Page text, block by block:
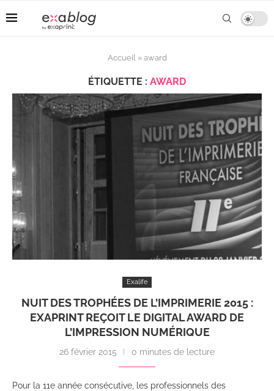
Accueil» award
ÉTIQUETTE : AWARD
Exalife
NUIT DES TROPHÉES DE L’IMPRIMERIE 2015 :
EXAPRINT REÇOIT LE DIGITAL AWARD DE
L’IMPRESSION NUMÉRIQUE
26 février 2015 0 minutes de lecture
Pour la 11e année consécutive, les professionnels des